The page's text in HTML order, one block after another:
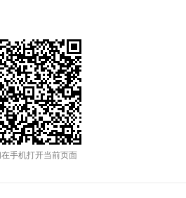
手机打开当前页面